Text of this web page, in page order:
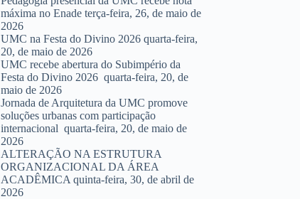
máxima no Enade terça-feira, 26, de maio de
2026
UMC na Festa do Divino 2026 quarta-feira,
20, de maio de 2026
UMC recebe abertura do Subimpério da
Festa do Divino 2026 quarta-feira, 20, de
maio de 2026
Jornada de Arquitetura da UMC promove
soluções urbanas com participação
internacional quarta-feira, 20, de maio de
2026
ALTERAÇÃO NA ESTRUTURA
ORGANIZACIONAL DA ÁREA
ACADÊMICA quinta-feira, 30, de abril de
2026